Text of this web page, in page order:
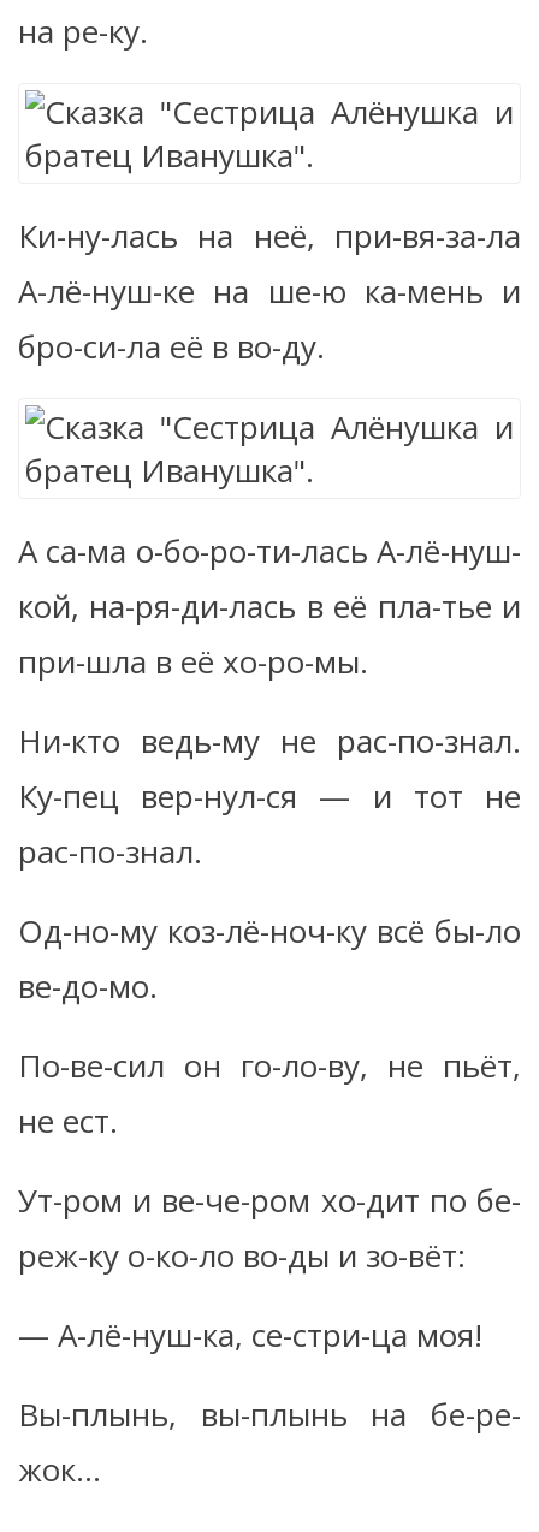
на ре-ку.
Ки-ну-лась на неё, при-вя-за-ла
А-лё-нуш-ке на ше-ю ка-мень и
бро-си-ла её в во-ду.
А са-ма о-бо-ро-ти-лась А-лё-нуш-
кой, на-ря-ди-лась в её пла-тье и
при-шла в её хо-ро-мы.
Ни-кто ведь-му не рас-по-знал.
Ку-пец вер-нул-ся — и тот не
рас-по-знал.
Од-но-му коз-лё-ноч-ку всё бы-ло
ве-до-мо.
По-ве-сил он го-ло-ву, не пьёт,
не ест.
Ут-ром и ве-че-ром хо-дит по бе-
реж-ку о-ко-ло во-ды и зо-вёт:
— А-лё-нуш-ка, се-стри-ца моя!
Вы-плынь, вы-плынь на бе-ре-
жок…